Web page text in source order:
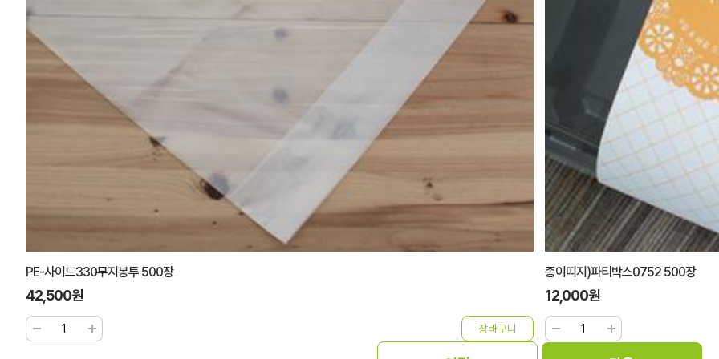
PE-사이드330무지봉투 500장
42,500원
종이띠지)파티박스0752 500장
12,000원